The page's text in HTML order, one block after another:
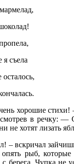
я съела
осталось,
хорошие стихи!
в речку: —
не хотят лизать
– вскричал
рыб, которые
Чупка не